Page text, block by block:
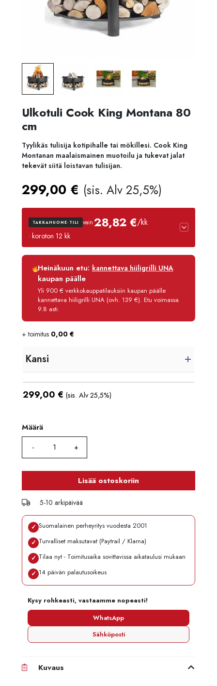
Ulkotuli Cook King Montana 80
cm
Tyylikäs tulisija kotipihalle tai mökillesi. Cook King
Montanan maalaismainen muotoilu ja tukevat jalat
tekevät siitä loistavan tulisijan.
299,00 € (sis. Alv 25,5%)
TAKKAHUONE-TILI vain28,82 €/kk
· koroton 12 kk
Luottoaika
12 kk
Korko
Käsittelymaksu
3,90 €/kk
Maksettava yhteensä
345,80 €
Heinäkuun etu: kannettava hiiligrilli UNA
kaupan päälle
Yli 900 € verkkokauppatilauksiin kaupan päälle
kannettava hiiligrilli UNA (ovh. 139 €). Etu voimassa
9.8 asti.
+ toimitus 0,00 €
Kansi
299,00 € (sis. Alv 25,5%)
Määrä
Määrä
Lisää ostoskoriin
5-10 arkipäivää
✓ Suomalainen perheyritys vuodesta 2001
✓ Turvalliset maksutavat (Paytrail / Klarna)
✓ Tilaa nyt - Toimitusaika sovittavissa aikataulusi mukaan
✓ 14 päivän palautusoikeus
Kysy rohkeasti, vastaamme nopeasti!
WhatsApp
Sähköposti
Kuvaus